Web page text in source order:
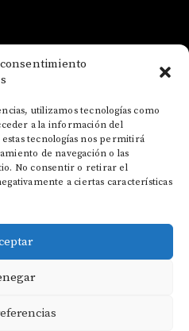
utilizamos tecnologías como
a la información del
tecnologías nos permitirá
de navegación o las
No consentir o retirar el
a ciertas características